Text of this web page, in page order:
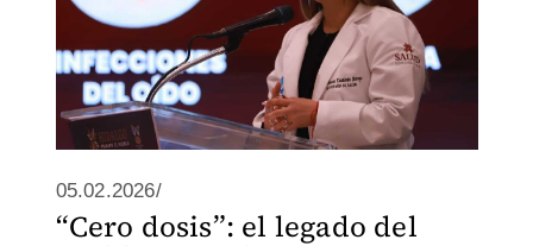
05.02.2026/
“Cero dosis”: el legado del